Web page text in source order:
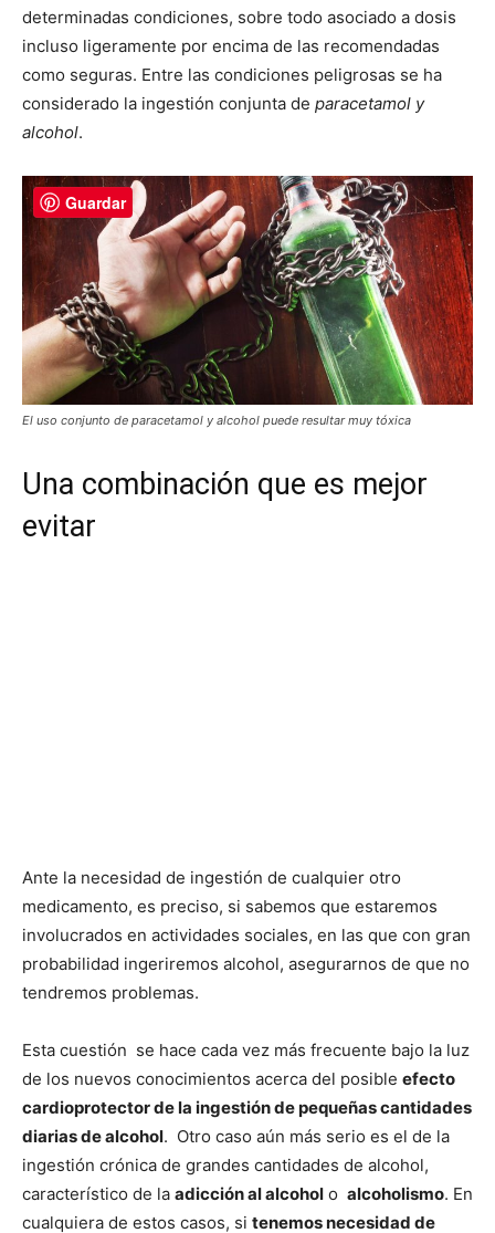
determinadas condiciones, sobre todo asociado a dosis
incluso ligeramente por encima de las recomendadas
como seguras. Entre las condiciones peligrosas se ha
considerado la ingestión conjunta de paracetamol y
alcohol.
El uso conjunto de paracetamol y alcohol puede resultar muy tóxica
Una combinación que es mejor
evitar
Ante la necesidad de ingestión de cualquier otro
medicamento, es preciso, si sabemos que estaremos
involucrados en actividades sociales, en las que con gran
probabilidad ingeriremos alcohol, asegurarnos de que no
tendremos problemas.
Esta cuestión se hace cada vez más frecuente bajo la luz
de los nuevos conocimientos acerca del posible efecto
cardioprotector de la ingestión de pequeñas cantidades
diarias de alcohol. Otro caso aún más serio es el de la
ingestión crónica de grandes cantidades de alcohol,
característico de la adicción al alcohol o alcoholismo. En
cualquiera de estos casos, si tenemos necesidad de
Guardar